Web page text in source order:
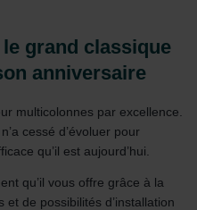
grand classique
anniversaire
multicolonnes par excellence.
cessé d’évoluer pour
qu’il est aujourd’hui.
qu’il vous offre grâce à la
de possibilités d’installation